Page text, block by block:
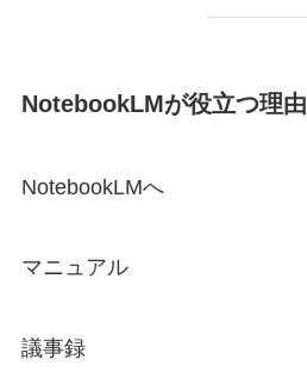
NotebookLMが役立つ理由
NotebookLMへ
マニュアル
議事録